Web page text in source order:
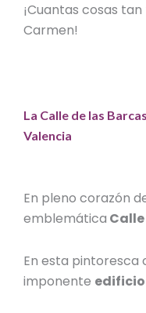
¡Cuantas cosas
Carmen!
La Calle de las
Valencia
En pleno corazón
emblemática
En esta pintoresca
imponente